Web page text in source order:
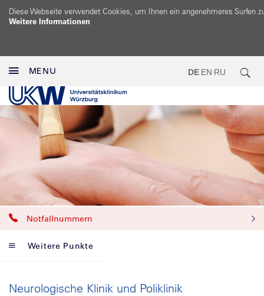
Diese Webseite verwendet Cookies, um Ihnen ein angenehmeres Surfen
Weitere Informationen
MENU DE EN RU
Notfallnummern
Weitere Punkte
Neurologische Klinik und Poliklinik